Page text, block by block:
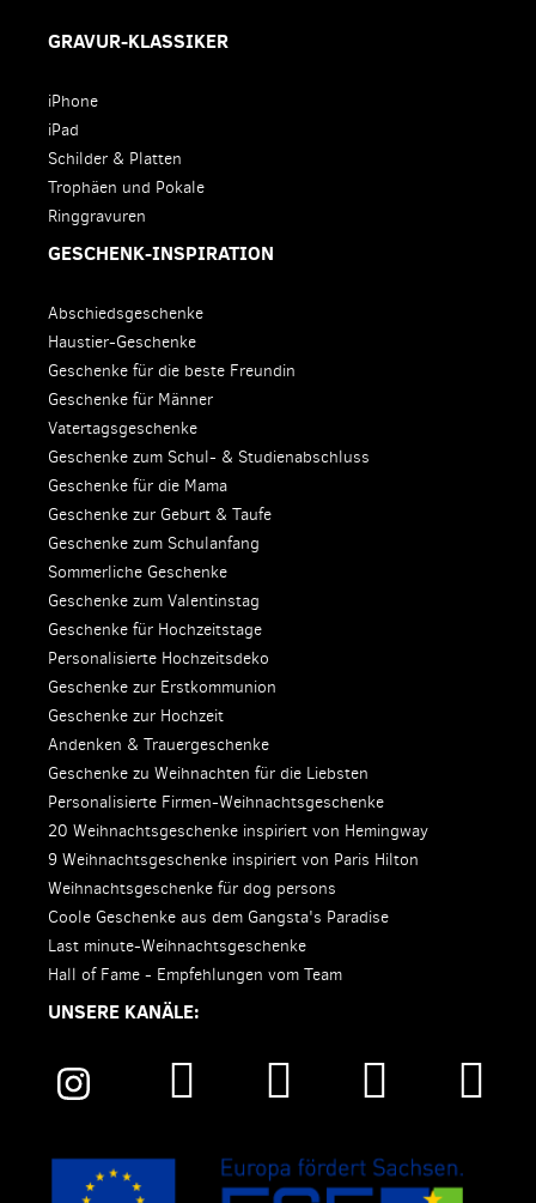
GRAVUR-KLASSIKER
iPhone
iPad
Schilder & Platten
Trophäen und Pokale
Ringgravuren
GESCHENK-INSPIRATION
Abschiedsgeschenke
Haustier-Geschenke
Geschenke für die beste Freundin
Geschenke für Männer
Vatertagsgeschenke
Geschenke zum Schul- & Studienabschluss
Geschenke für die Mama
Geschenke zur Geburt & Taufe
Geschenke zum Schulanfang
Sommerliche Geschenke
Geschenke zum Valentinstag
Geschenke für Hochzeitstage
Personalisierte Hochzeitsdeko
Geschenke zur Erstkommunion
Geschenke zur Hochzeit
Andenken & Trauergeschenke
Geschenke zu Weihnachten für die Liebsten
Personalisierte Firmen-Weihnachtsgeschenke
20 Weihnachtsgeschenke inspiriert von Hemingway
9 Weihnachtsgeschenke inspiriert von Paris Hilton
Weihnachtsgeschenke für dog persons
Coole Geschenke aus dem Gangsta's Paradise
Last minute-Weihnachtsgeschenke
Hall of Fame - Empfehlungen vom Team
UNSERE KANÄLE: